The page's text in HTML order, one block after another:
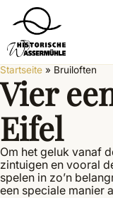
Startseite » Bruiloften
Vier
Eifel
Om het geluk vanaf
zintuigen en vooral
spelen in zo’n
een speciale manier